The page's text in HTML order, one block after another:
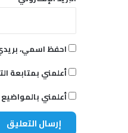
احفظ اسمي،
أعلمني بمتابعة
أعلمني بالمواضيع